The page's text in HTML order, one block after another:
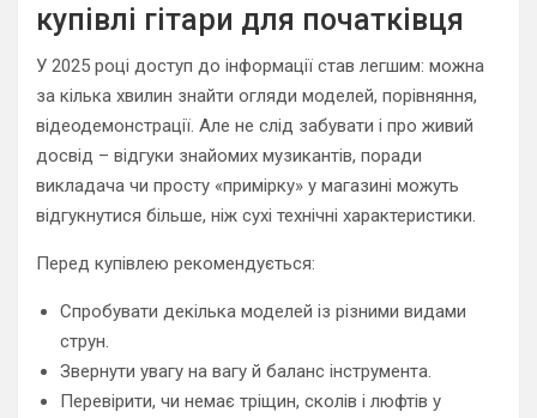
купівлі гітари для початківця
У 2025 році доступ до інформації став легшим: можна
за кілька хвилин знайти огляди моделей, порівняння,
відеодемонстрації. Але не слід забувати і про живий
досвід – відгуки знайомих музикантів, поради
викладача чи просту «примірку» у магазині можуть
відгукнутися більше, ніж сухі технічні характеристики.
Перед купівлею рекомендується:
Спробувати декілька моделей із різними видами
струн.
Звернути увагу на вагу й баланс інструмента.
Перевірити, чи немає тріщин, сколів і люфтів у